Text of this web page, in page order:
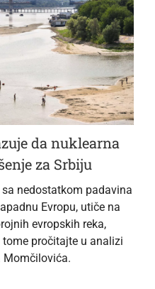
da nuklearna
za Srbiju
nedostatkom padavina
Evropu, utiče na
evropskih reka,
pročitajte u analizi
Momčilovića.